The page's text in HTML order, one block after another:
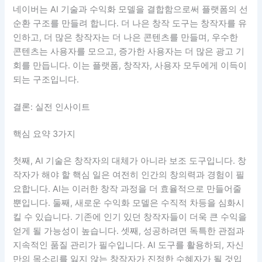
네이버는 AI 기술과 수익화 모델을 결합함으로써 플랫폼의 선
순환 구조를 만들려 합니다. 더 나은 창작 도구는 창작자를 유
인하고, 더 많은 창작자는 더 나은 콘텐츠를 만들며, 우수한
콘텐츠는 사용자를 모으고, 증가한 사용자는 더 많은 광고 기
회를 만듭니다. 이는 플랫폼, 창작자, 사용자 모두에게 이득이
되는 구조입니다.
결론: 실전 인사이트
핵심 요약 3가지
첫째, AI 기술은 창작자의 대체가 아니라 보조 도구입니다. 창
작자가 해야 할 핵심 일은 여전히 인간의 창의력과 경험이 필
요합니다. AI는 이러한 창작 과정을 더 효율적으로 만들어줄
뿐입니다. 둘째, 새로운 수익화 모델은 수직적 차등을 심화시
킬 수 있습니다. 기존에 인기 있던 창작자들이 더욱 큰 수익을
얻게 될 가능성이 높습니다. 셋째, 성공하려면 독특한 관점과
지속적인 품질 관리가 필수입니다. AI 도구를 활용하되, 자신
만의 목소리를 잃지 않는 창작자가 진정한 수혜자가 될 것입